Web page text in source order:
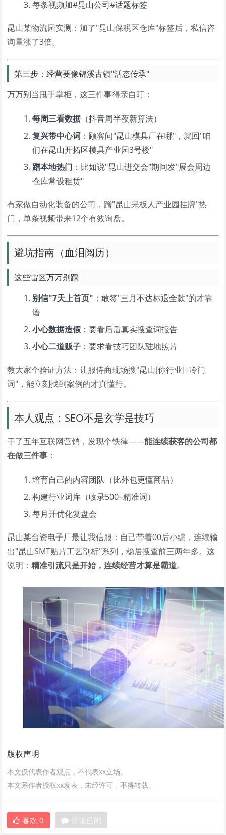
每条视频加#昆山公司#话题标签
昆山某物流园实测：加了"昆山保税区仓库"标签后，私信咨
询量涨了3倍。
第三步：经营要像锦溪古镇"活态传承"
万万别当甩手掌柜，这三件事得亲自盯：
每周三看数据（抖音周半夜新算法）
复兴带中心词 ：顾客问"昆山模具厂在哪"，就回"咱
们在昆山开拓区模具产业园3号楼"
蹭本地热门 ：比如说"昆山进交会"期间发"展会周边
仓库常设租赁"
有家做自动化装备的公司，蹭"昆山呆板人产业园挂牌"热
门，单条视频带来12个有效询盘。
避坑指南（血泪阅历）
这些雷区万万别踩
别信"7天上首页" ：敢签"三月不达标退全款"的才靠
谱
小心数据造假 ：要看后盾真实搜查词报告
小心二道贩子 ：要求看技巧团队驻地照片
教大家个验证方法：让服侍商现场搜"昆山[你行业]+冷门
词"，能立刻找到案例的才真懂行。
本人观点：SEO不是玄学是技巧
干了五年互联网营销，发现个铁律——能连续获客的公司都
在做三件事 ：
培育自己的内容团队（比外包更懂商品）
构建行业词库（收录500+精准词）
每月开优化复盘会
昆山某台资电子厂最让我信服：自己带着00后小编，连续输
出"昆山SMT贴片工艺剖析"系列，稳居搜查前三两年多。这
说明：精准引流只是开始，连续经营才算是霸道。
版权声明
本文仅代表作者观点，不代表xx立场。
本文系作者授权xx发表，未经许可，不得转载。
喜欢 0 评论已闭